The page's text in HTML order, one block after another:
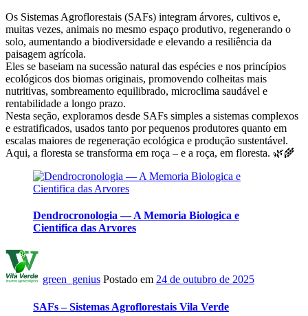
Os Sistemas Agroflorestais (SAFs) integram árvores, cultivos e,
muitas vezes, animais no mesmo espaço produtivo, regenerando o
solo, aumentando a biodiversidade e elevando a resiliência da
paisagem agrícola.
Eles se baseiam na sucessão natural das espécies e nos princípios
ecológicos dos biomas originais, promovendo colheitas mais
nutritivas, sombreamento equilibrado, microclima saudável e
rentabilidade a longo prazo.
Nesta seção, exploramos desde SAFs simples a sistemas complexos
e estratificados, usados tanto por pequenos produtores quanto em
escalas maiores de regeneração ecológica e produção sustentável.
Aqui, a floresta se transforma em roça – e a roça, em floresta. 🌿🌾
Dendrocronologia — A Memoria Biologica e
Cientifica das Arvores
green_genius Postado em 24 de outubro de 2025
SAFs – Sistemas Agroflorestais Vila Verde